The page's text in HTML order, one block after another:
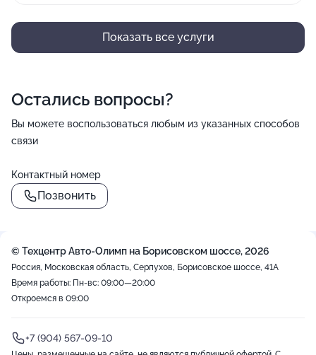
Показать все услуги
Остались вопросы?
Вы можете воспользоваться любым из указанных способов
связи
Контактный номер
Позвонить
© Техцентр Авто-Олимп на Борисовском шоссе, 2026
Россия, Московская область, Серпухов, Борисовское шоссе, 41А
Время работы: Пн-вс: 09:00—20:00
Откроемся в 09:00
+7 (904) 567-09-10